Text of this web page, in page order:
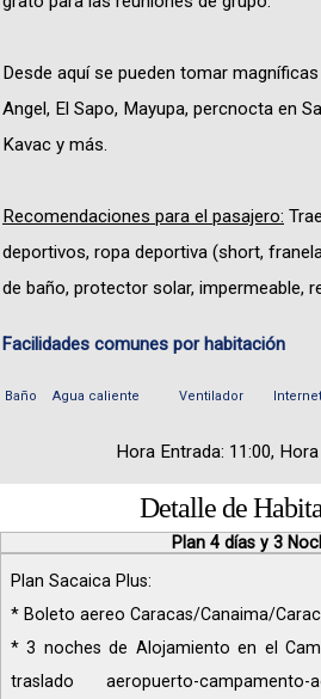
Desde aquí se pueden tomar
Angel, El Sapo, Mayupa, percnocta en
Kavac y más.
Recomendaciones para el pasajero:
deportivos, ropa deportiva (short,
de baño, protector solar, impermeable,
Facilidades comunes por habitación
Baño Agua caliente Ventilador
Hora Entrada: 11:00,
Detalle de
Plan 4 días y 3
Plan Sacaica Plus:
* Boleto aereo Caracas/Canaima/
* 3 noches de Alojamiento en el
traslado aeropuerto-campamento-